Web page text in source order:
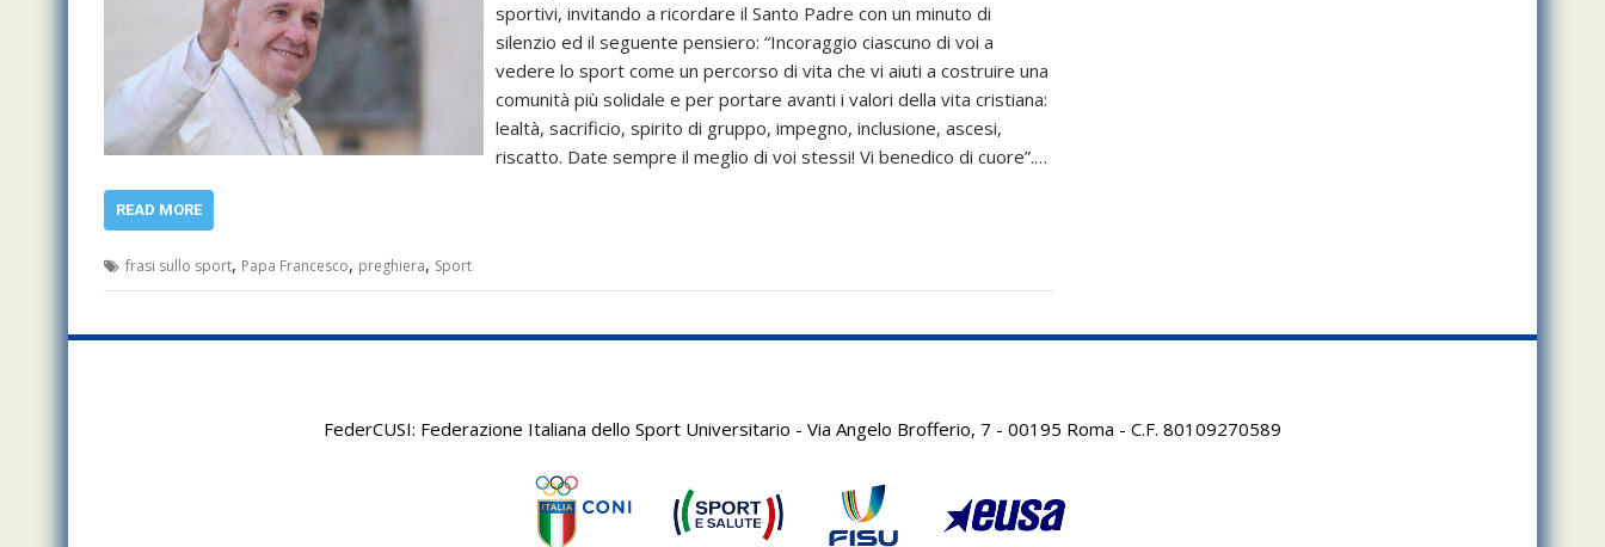
sportivi, invitando a ricordare il Santo Padre con un minuto di
silenzio ed il seguente pensiero: “Incoraggio ciascuno di voi a
vedere lo sport come un percorso di vita che vi aiuti a costruire una
comunità più solidale e per portare avanti i valori della vita cristiana:
lealtà, sacrificio, spirito di gruppo, impegno, inclusione, ascesi,
riscatto. Date sempre il meglio di voi stessi! Vi benedico di cuore”.…
READ MORE
frasi sullo sport, Papa Francesco, preghiera, Sport
FederCUSI: Federazione Italiana dello Sport Universitario - Via Angelo Brofferio, 7 - 00195 Roma - C.F. 80109270589